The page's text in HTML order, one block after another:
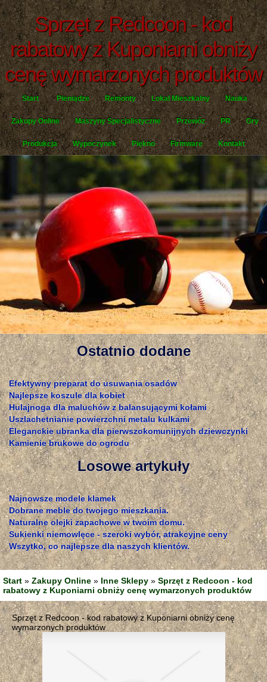
Sprzęt z Redcoon - kod
rabatowy z Kuponiarni obniży
cenę wymarzonych produktów
Start Pieniądze Remonty Lokal Mieszkalny Nauka
Zakupy Online Maszyny Specjalistyczne Przewóz PR Gry
Produkcja Wypoczynek Piękno Firmware Kontakt
Ostatnio dodane
Efektywny preparat do usuwania osadów
Najlepsze koszule dla kobiet
Hulajnoga dla maluchów z balansującymi kołami
Uszlachetnianie powierzchni metalu kulkami
Eleganckie ubranka dla pierwszokomunijnych dziewczynki
Kamienie brukowe do ogrodu
Losowe artykuły
Najnowsze modele klamek
Dobrane meble do twojego mieszkania.
Naturalne olejki zapachowe w twoim domu.
Sukienki niemowlęce - szeroki wybór, atrakcyjne ceny
Wszytko, co najlepsze dla naszych klientów.
Start » Zakupy Online » Inne Sklepy » Sprzęt z Redcoon - kod
rabatowy z Kuponiarni obniży cenę wymarzonych produktów
Sprzęt z Redcoon - kod rabatowy z Kuponiarni obniży cenę
wymarzonych produktów